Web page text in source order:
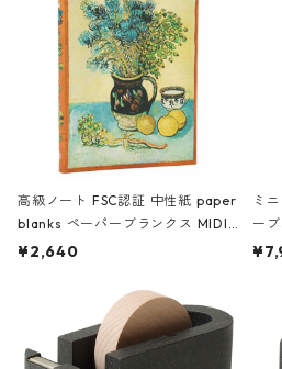
高級ノート FSC認証 中性紙 paper
blanks ペーパーブランクス MIDI
ハードカバー 罫線 ヴァン・ゴッホ
¥2,640
ミ
ー